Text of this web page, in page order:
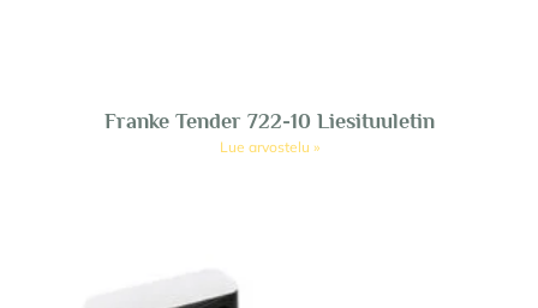
Franke Tender 722-10 Liesituuletin
Lue arvostelu »